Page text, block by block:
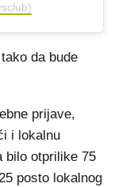
da bude
prijave,
i lokalnu
bilo otprilike 75
posto lokalnog